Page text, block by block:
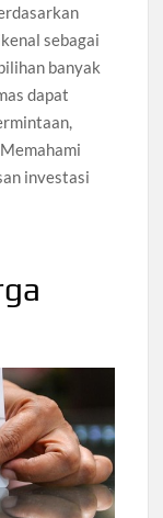
sebagai
banyak
dapat
investasi